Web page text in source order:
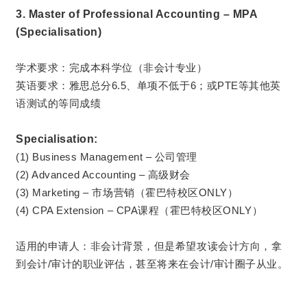
3. Master of Professional Accounting – MPA
(Specialisation)
学术要求：完成本科学位（非会计专业）
英语要求： 雅思总分6.5、单项不低于6；或PTE等其他英
语测试的等同成绩
Specialisation:
(1) Business Management – 公司管理
(2) Advanced Accounting – 高级财会
(3) Marketing – 市场营销（霍巴特校区ONLY）
(4) CPA Extension – CPA课程（霍巴特校区ONLY）
适用的申请人：非会计背景，但是希望攻读会计方向，拿
到会计/审计的职业评估，甚至将来在会计/审计圈子从业。